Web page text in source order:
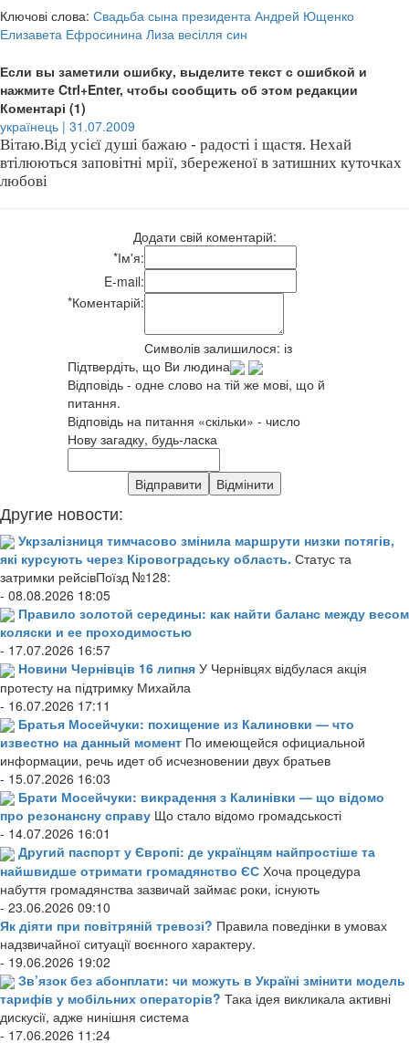
Ключові слова: Свадьба сына президента Андрей Ющенко
Елизавета Ефросинина Лиза весілля син
Если вы заметили ошибку, выделите текст с ошибкой и
нажмите Ctrl+Enter, чтобы сообщить об этом редакции
Коментарі (1)
українець | 31.07.2009
Вітаю.Від усієї душі бажаю - радості і щастя. Нехай
втілюються заповітні мрії, збереженої в затишних куточках
любові
Додати свій коментарій:
*Ім'я:
E-mail:
*Коментарій:
Символів залишилося: із
Підтвердіть, що Ви людина
Відповідь - одне слово на тій же мові, що й
питання.
Відповідь на питання «скільки» - число
Нову загадку, будь-ласка
Другие новости:
Укрзалізниця тимчасово змінила маршрути низки потягів,
які курсують через Кіровоградську область. Статус та
затримки рейсівПоїзд №128:
- 08.08.2026 18:05
Правило золотой середины: как найти баланс между весом
коляски и ее проходимостью
- 17.07.2026 16:57
Новини Чернівців 16 липня У Чернівцях відбулася акція
протесту на підтримку Михайла
- 16.07.2026 17:11
Братья Мосейчуки: похищение из Калиновки — что
известно на данный момент По имеющейся официальной
информации, речь идет об исчезновении двух братьев
- 15.07.2026 16:03
Брати Мосейчуки: викрадення з Калинівки — що відомо
про резонансну справу Що стало відомо громадськості
- 14.07.2026 16:01
Другий паспорт у Європі: де українцям найпростіше та
найшвидше отримати громадянство ЄС Хоча процедура
набуття громадянства зазвичай займає роки, існують
- 23.06.2026 09:10
Як діяти при повітряній тревозі? Правила поведінки в умовах
надзвичайної ситуації воєнного характеру.
- 19.06.2026 19:02
Зв’язок без абонплати: чи можуть в Україні змінити модель
тарифів у мобільних операторів? Така ідея викликала активні
дискусії, адже нинішня система
- 17.06.2026 11:24